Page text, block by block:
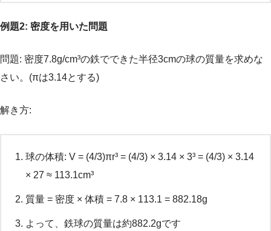
例題2: 密度を用いた問題
問題: 密度7.8g/cm³の鉄でできた半径3cmの球の質量を求めな
さい。(πは3.14とする)
解き方:
球の体積: V = (4/3)πr³ = (4/3) × 3.14 × 3³ = (4/3) × 3.14
× 27 ≈ 113.1cm³
質量 = 密度 × 体積 = 7.8 × 113.1 = 882.18g
よって、鉄球の質量は約882.2gです